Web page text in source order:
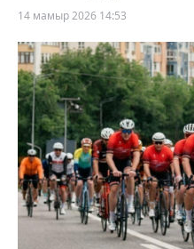
14 мамыр 2026 14:53